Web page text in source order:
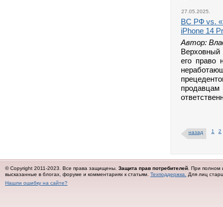
27.05.2025.
ВС РФ vs.
iPhone 14
Автор:
его право
назад 1 2
© Copyright 2011-2023. Все права защищены. Защита прав потребителей . При полном
высказанные в блогах, форуме и комментариях к статьям. Техподдержка.
Для лиц
Нашли ошибку на сайте?